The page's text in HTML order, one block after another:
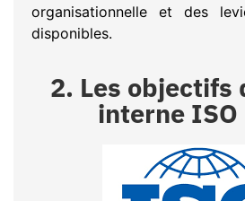
organisationnelle et des
disponibles.
2. Les objectifs
interne ISO